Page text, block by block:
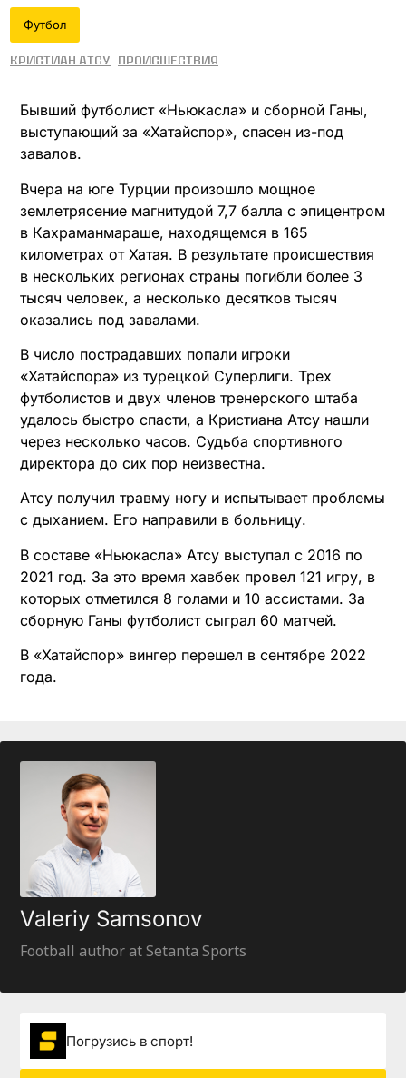
Футбол
Кристиан Атсу Происшествия
Бывший футболист «Ньюкасла» и сборной Ганы,
выступающий за «Хатайспор», спасен из-под
завалов.
Вчера на юге Турции произошло мощное
землетрясение магнитудой 7,7 балла с эпицентром
в Кахраманмараше, находящемся в 165
километрах от Хатая. В результате происшествия
в нескольких регионах страны погибли более 3
тысяч человек, а несколько десятков тысяч
оказались под завалами.
В число пострадавших попали игроки
«Хатайспора» из турецкой Суперлиги. Трех
футболистов и двух членов тренерского штаба
удалось быстро спасти, а Кристиана Атсу нашли
через несколько часов. Судьба спортивного
директора до сих пор неизвестна.
Атсу получил травму ногу и испытывает проблемы
с дыханием. Его направили в больницу.
В составе «Ньюкасла» Атсу выступал с 2016 по
2021 год. За это время хавбек провел 121 игру, в
которых отметился 8 голами и 10 ассистами. За
сборную Ганы футболист сыграл 60 матчей.
В «Хатайспор» вингер перешел в сентябре 2022
года.
Valeriy Samsonov
Football author at Setanta Sports
Погрузиcь в спорт!